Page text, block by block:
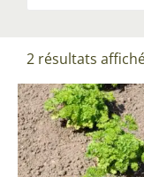
2 résultats